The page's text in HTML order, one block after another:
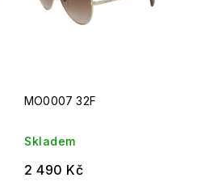
MO0007 32F
Skladem
2 490 Kč